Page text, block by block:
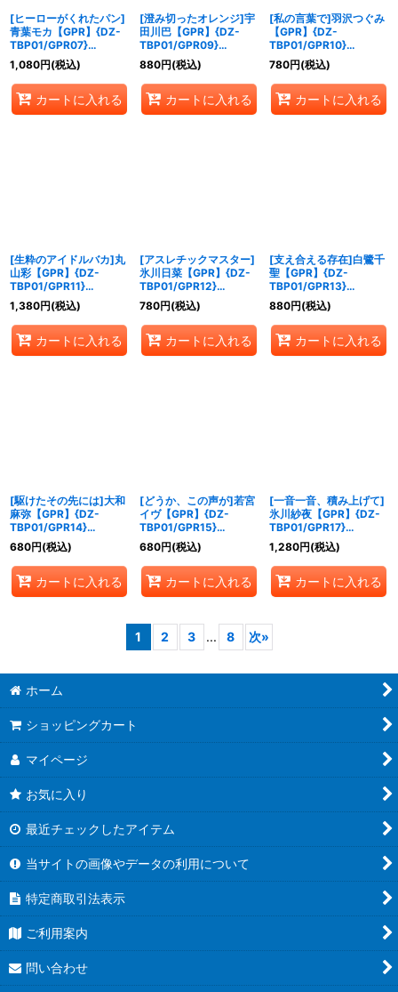
[ヒーローがくれたパン]
青葉モカ【GPR】{DZ-
TBP01/GPR07}
《BanGDream!》
1,080円(税込)
カートに入れる
[澄み切ったオレンジ]宇
田川巴【GPR】{DZ-
TBP01/GPR09}
《BanGDream!》
880円(税込)
カートに入れる
[私の言葉で]羽沢つぐみ
【GPR】{DZ-
TBP01/GPR10}
《BanGDream!》
780円(税込)
カートに入れる
[生粋のアイドルバカ]丸
山彩【GPR】{DZ-
TBP01/GPR11}
《BanGDream!》
1,380円(税込)
カートに入れる
[アスレチックマスター]
氷川日菜【GPR】{DZ-
TBP01/GPR12}
《BanGDream!》
780円(税込)
カートに入れる
[支え合える存在]白鷺千
聖【GPR】{DZ-
TBP01/GPR13}
《BanGDream!》
880円(税込)
カートに入れる
[駆けたその先には]大和
麻弥【GPR】{DZ-
TBP01/GPR14}
《BanGDream!》
680円(税込)
カートに入れる
[どうか、この声が]若宮
イヴ【GPR】{DZ-
TBP01/GPR15}
《BanGDream!》
680円(税込)
カートに入れる
[一音一音、積み上げて]
氷川紗夜【GPR】{DZ-
TBP01/GPR17}
《BanGDream!》
1,280円(税込)
カートに入れる
1 2 3 ... 8 次»
ホーム
ショッピングカート
マイページ
お気に入り
最近チェックしたアイテム
当サイトの画像やデータの利用について
特定商取引法表示
ご利用案内
問い合わせ